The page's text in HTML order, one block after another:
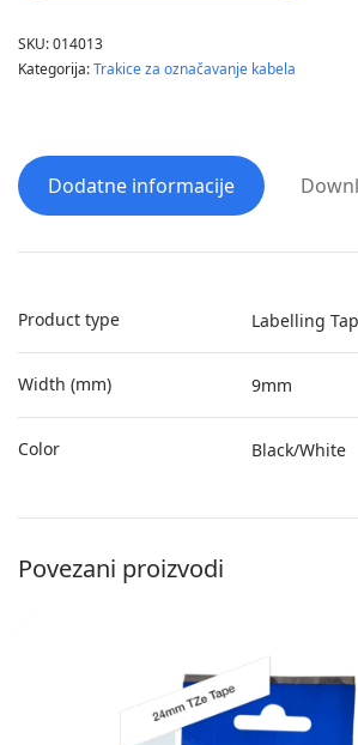
SKU:014013
Kategorija:Trakice za označavanje kabela
Dodatne informacije
Product type Labelling
Width (mm) 9mm
Color Black/White
Povezani proizvodi